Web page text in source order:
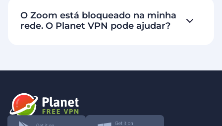
O Zoom está bloqueado na minha
rede. O Planet VPN pode ajudar?